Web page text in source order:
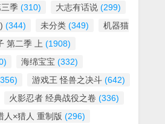
季 (310) 大志有话说 (299)
(344) 未分类 (349)
机器猫
第二季 上 (1908)
海绵宝宝 (332)
游戏王 怪兽之决斗 (642)
火影忍者 经典战役之卷 (336)
人×猎人 重制版 (296)